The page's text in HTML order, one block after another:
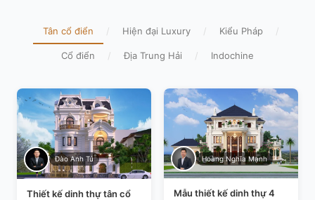
Tân cổ điển / Hiện đại Luxury / Kiểu Pháp /
Cổ điển / Địa Trung Hải / Indochine
Đào Anh Tú
Thiết kế dinh thự tân cổ
Hoàng Nghĩa Mạnh
Mẫu thiết kế dinh thự 4